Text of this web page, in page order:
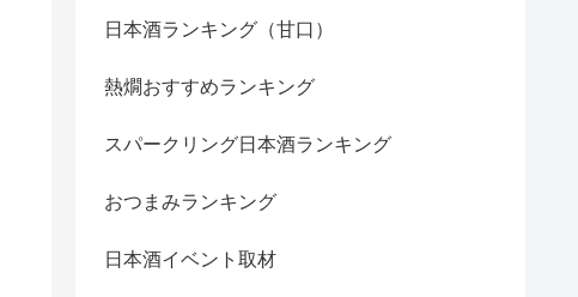
日本酒ランキング（甘口）
熱燗おすすめランキング
スパークリング日本酒ランキング
おつまみランキング
日本酒イベント取材